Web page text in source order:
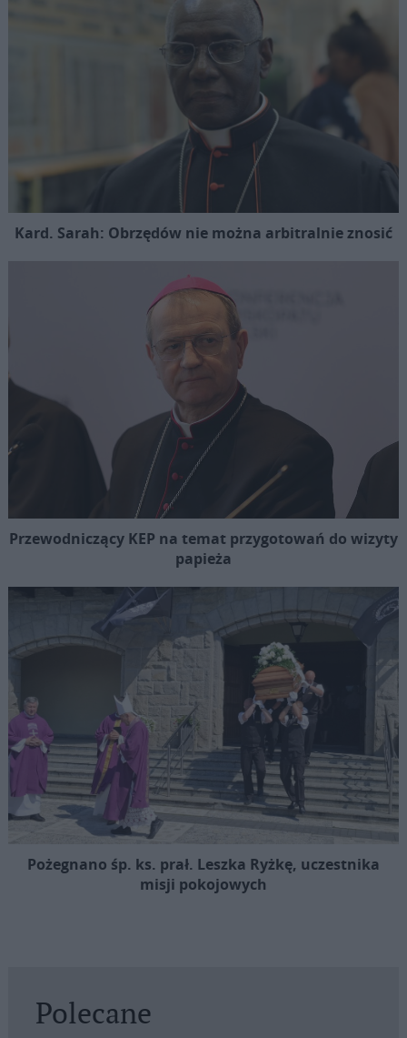
Kard. Sarah: Obrzędów nie można arbitralnie znosić
Przewodniczący KEP na temat przygotowań do wizyty
papieża
Pożegnano śp. ks. prał. Leszka Ryżkę, uczestnika
misji pokojowych
Polecane